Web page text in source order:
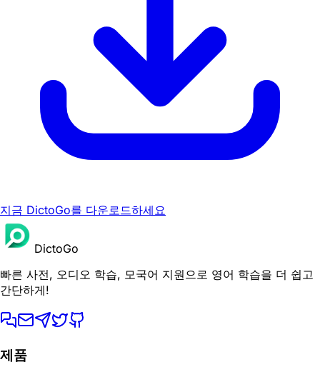
지금 DictoGo를 다운로드하세요
DictoGo
빠른 사전, 오디오 학습, 모국어 지원으로 영어 학습을 더 쉽고
간단하게!
제품